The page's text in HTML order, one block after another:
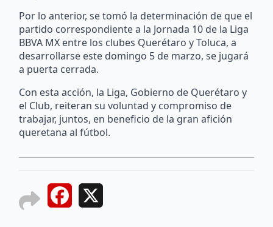
Por lo anterior, se tomó la determinación de que el
partido correspondiente a la Jornada 10 de la Liga
BBVA MX entre los clubes Querétaro y Toluca, a
desarrollarse este domingo 5 de marzo, se jugará
a puerta cerrada.
Con esta acción, la Liga, Gobierno de Querétaro y
el Club, reiteran su voluntad y compromiso de
trabajar, juntos, en beneficio de la gran afición
queretana al fútbol.
Facebook